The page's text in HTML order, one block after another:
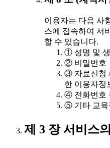
이용자는 다음 사
스에 접속하여 서
할 수 있습니다.
① 성명 및
② 비밀번호
③ 자료신청 /
한 이용자정
④ 전화번호
⑤ 기타 교육
제 3 장 서비스